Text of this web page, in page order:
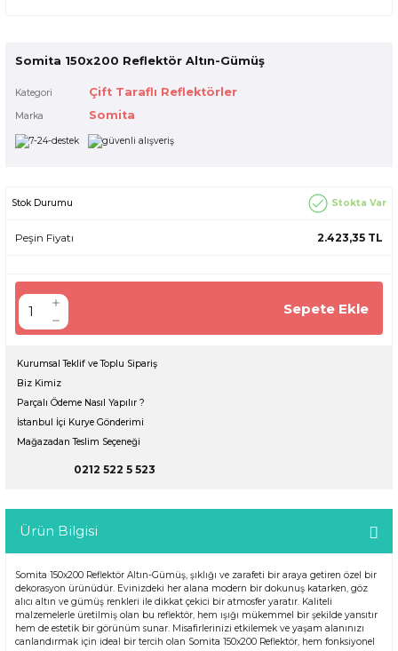
Somita 150x200 Reflektör Altın-Gümüş
Kategori Çift Taraflı Reflektörler
Marka Somita
Stok Durumu Stokta Var
Peşin Fiyatı 2.423,35 TL
Sepete Ekle
Kurumsal Teklif ve Toplu Sipariş
Biz Kimiz
Parçalı Ödeme Nasıl Yapılır ?
İstanbul İçi Kurye Gönderimi
Mağazadan Teslim Seçeneği
0212 522 5 523
Ürün Bilgisi
Somita 150x200 Reflektör Altın-Gümüş, şıklığı ve zarafeti bir araya getiren özel bir
dekorasyon ürünüdür. Evinizdeki her alana modern bir dokunuş katarken, göz
alıcı altın ve gümüş renkleri ile dikkat çekici bir atmosfer yaratır. Kaliteli
malzemelerle üretilmiş olan bu reflektör, hem ışığı mükemmel bir şekilde yansıtır
hem de estetik bir görünüm sunar. Misafirlerinizi etkilemek ve yaşam alanınızı
canlandırmak için ideal bir tercih olan Somita 150x200 Reflektör, hem fonksiyonel